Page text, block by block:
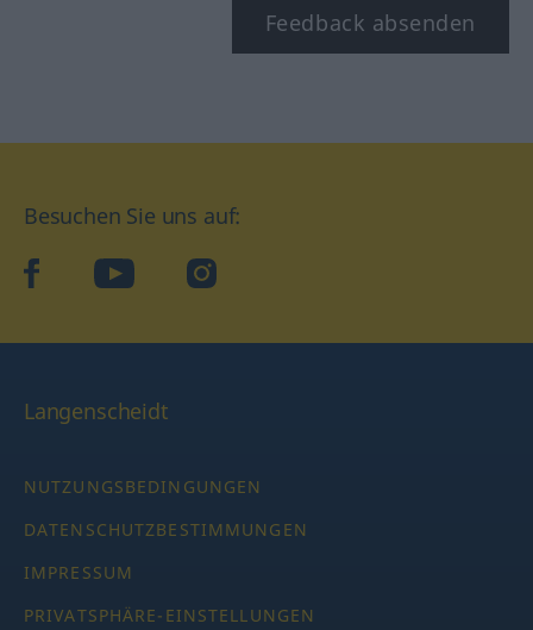
Feedback absenden
Besuchen Sie uns auf:
facebookYouTube Instagram
Langenscheidt
NUTZUNGSBEDINGUNGEN
DATENSCHUTZBESTIMMUNGEN
IMPRESSUM
PRIVATSPHÄRE-EINSTELLUNGEN